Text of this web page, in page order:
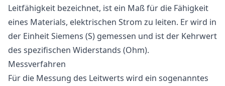
Leitfähigkeit bezeichnet, ist ein Maß für die Fähigkeit
eines Materials, elektrischen Strom zu leiten. Er wird in
der Einheit Siemens (S) gemessen und ist der Kehrwert
des spezifischen Widerstands (Ohm).
Messverfahren
Für die Messung des Leitwerts wird ein sogenanntes